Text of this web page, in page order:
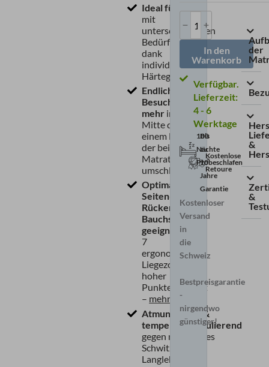
Ideal für Paare
mit
unterschiedlichen
Bedürfnissen
dank
individuellen
Härtegraden
Endlich keine
Besucherritze
mehr in der
Mitte dank
einem Bezug,
der beide
Matratzenkerne
umschließt
Optimal für
Seiten-,
Rücken- &
Bauchschläfer
geeignet,dank
7
ergonomischen
Liegezonen &
hoher
Punktelastizität
– mehr Info
Atmungsaktiv &
temperaturregulierend
gegen nächtliches
Schwitzen & für
Langlebigkeit
In den
Warenkorb
Lieferzeit:
4 - 6
Werktage
100
Nächte
Probeschlafen
Bis
zu
10
Jahre
Garantie
Kostenlose
Retoure
Kostenloser
Versand
in
die
Schweiz
Bestpreisgarantie
-
nirgendwo
günstiger!
der
&
&